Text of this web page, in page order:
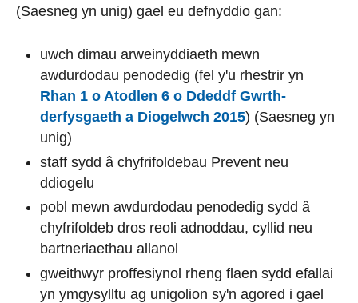
(Saesneg yn unig) gael eu defnyddio gan:
uwch dimau arweinyddiaeth mewn
awdurdodau penodedig (fel y'u rhestrir yn
Rhan 1 o Atodlen 6 o Ddeddf Gwrth-
derfysgaeth a Diogelwch 2015) (Saesneg yn
unig)
staff sydd â chyfrifoldebau Prevent neu
ddiogelu
pobl mewn awdurdodau penodedig sydd â
chyfrifoldeb dros reoli adnoddau, cyllid neu
bartneriaethau allanol
gweithwyr proffesiynol rheng flaen sydd efallai
yn ymgysylltu ag unigolion sy'n agored i gael